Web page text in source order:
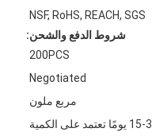
NSF, RoHS, REACH, SGS
شروط الدفع والشحن:
200PCS
Negotiated
مربع ملون
تعتمد على الكمية